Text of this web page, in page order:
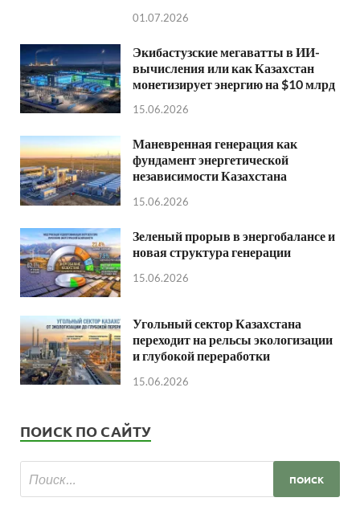
01.07.2026
Экибастузские мегаватты в ИИ-
вычисления или как Казахстан
монетизирует энергию на $10 млрд
15.06.2026
Маневренная генерация как
фундамент энергетической
независимости Казахстана
15.06.2026
Зеленый прорыв в энергобалансе и
новая структура генерации
15.06.2026
Угольный сектор Казахстана
переходит на рельсы экологизации
и глубокой переработки
15.06.2026
ПОИСК ПО САЙТУ